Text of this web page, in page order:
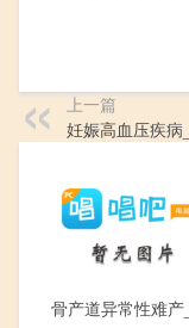
上一篇
妊娠高血压疾